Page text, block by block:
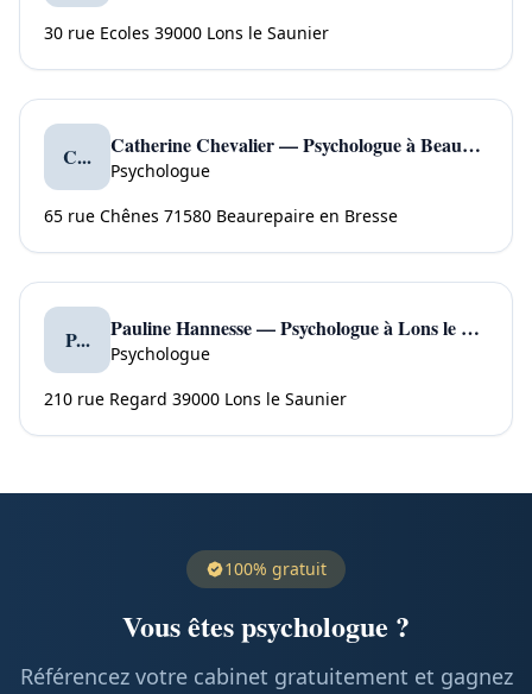
30 rue Ecoles 39000 Lons le Saunier
C... Catherine Chevalier — Psychologue à Beaurepaire en Bresse
Psychologue
65 rue Chênes 71580 Beaurepaire en Bresse
P... Pauline Hannesse — Psychologue à Lons le Saunier
Psychologue
210 rue Regard 39000 Lons le Saunier
100% gratuit
Vous êtes psychologue ?
Référencez votre cabinet gratuitement et gagnez